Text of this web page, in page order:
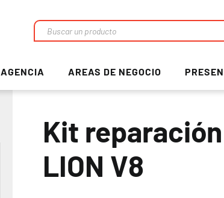
Buscar
AGENCIA AREAS DE NEGOCIO
Kit
LION V8